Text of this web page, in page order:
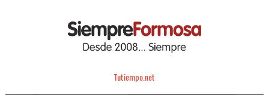
Tutiempo.net